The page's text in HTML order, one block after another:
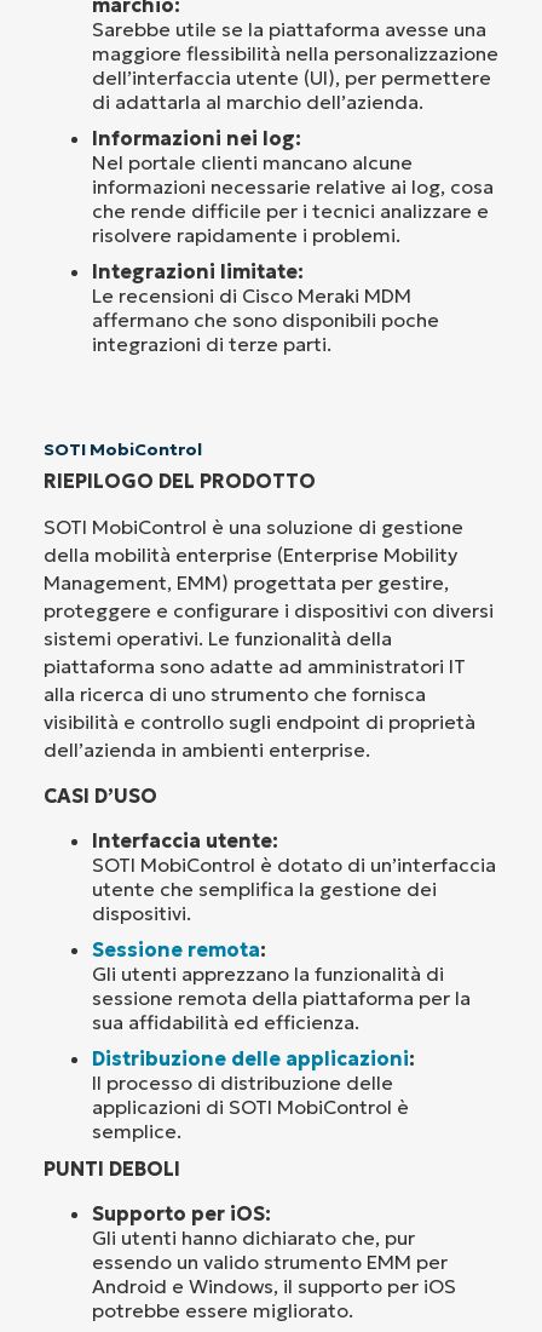
marchio:
Sarebbe utile se la piattaforma avesse una
maggiore flessibilità nella personalizzazione
dell’interfaccia utente (UI), per permettere
di adattarla al marchio dell’azienda.
Informazioni nei log:
Nel portale clienti mancano alcune
informazioni necessarie relative ai log, cosa
che rende difficile per i tecnici analizzare e
risolvere rapidamente i problemi.
Integrazioni limitate:
Le recensioni di Cisco Meraki MDM
affermano che sono disponibili poche
integrazioni di terze parti.
SOTI MobiControl
RIEPILOGO DEL PRODOTTO
SOTI MobiControl è una soluzione di gestione
della mobilità enterprise (Enterprise Mobility
Management, EMM) progettata per gestire,
proteggere e configurare i dispositivi con diversi
sistemi operativi. Le funzionalità della
piattaforma sono adatte ad amministratori IT
alla ricerca di uno strumento che fornisca
visibilità e controllo sugli endpoint di proprietà
dell’azienda in ambienti enterprise.
CASI D’USO
Interfaccia utente:
SOTI MobiControl è dotato di un’interfaccia
utente che semplifica la gestione dei
dispositivi.
Sessione remota:
Gli utenti apprezzano la funzionalità di
sessione remota della piattaforma per la
sua affidabilità ed efficienza.
Distribuzione delle applicazioni:
Il processo di distribuzione delle
applicazioni di SOTI MobiControl è
semplice.
PUNTI DEBOLI
Supporto per iOS:
Gli utenti hanno dichiarato che, pur
essendo un valido strumento EMM per
Android e Windows, il supporto per iOS
potrebbe essere migliorato.